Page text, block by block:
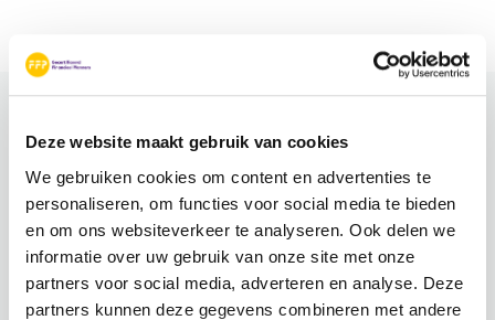
Deze website maakt gebruik van cookies
We gebruiken cookies om content en advertenties te
personaliseren, om functies voor social media te bieden
en om ons websiteverkeer te analyseren. Ook delen we
informatie over uw gebruik van onze site met onze
partners voor social media, adverteren en analyse. Deze
partners kunnen deze gegevens combineren met andere
Meer FFP
Word ambassadeur!
Evenementen
Schrijf je in voor de nieuwsbrief: Jouw Plan –
Financiële planning voor een goed leven!